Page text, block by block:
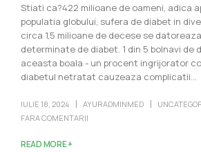
Stiati ca?422 milioane de oameni, adica
populatia globului, sufera de diabet in
circa 1,5 milioane de decese se
determinate de diabet. 1 din 5 bolnavi de
aceasta boala - un procent ingrijorator
diabetul netratat cauzeaza complicatii...
IULIE 18, 2024 AYURADMINMED
FARA COMENTARII
READ MORE +